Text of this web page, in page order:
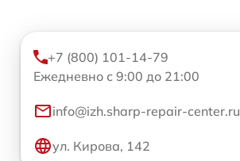
+7 (800) 101-14-79
Ежедневно с 9:00 до 21:00
info@izh.sharp-repair-center.ru
ул. Кирова, 142